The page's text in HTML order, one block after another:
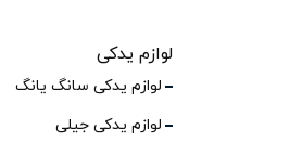
لوازم یدکی
لوازم یدکی سانگ یانگ
لوازم یدکی جیلی